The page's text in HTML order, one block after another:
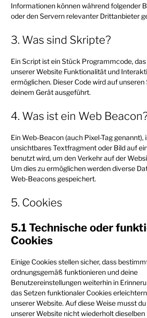
Informationen können während folgender
oder den Servern relevanter Drittanbieter
3. Was sind Skripte?
Ein Script ist ein Stück Programmcode,
unserer Website Funktionalität und
ermöglichen. Dieser Code wird auf
deinem Gerät ausgeführt.
4. Was ist ein Web
Ein Web-Beacon (auch Pixel-Tag genannt),
unsichtbares Textfragment oder Bild auf
benutzt wird, um den Verkehr auf der
Um dies zu ermöglichen werden diverse
Web-Beacons gespeichert.
5. Cookies
5.1 Technische oder
Cookies
Einige Cookies stellen sicher, dass
ordnungsgemäß funktionieren und deine
Benutzereinstellungen weiterhin in
das Setzen funktionaler Cookies
unserer Website. Auf diese Weise musst
unserer Website nicht wiederholt